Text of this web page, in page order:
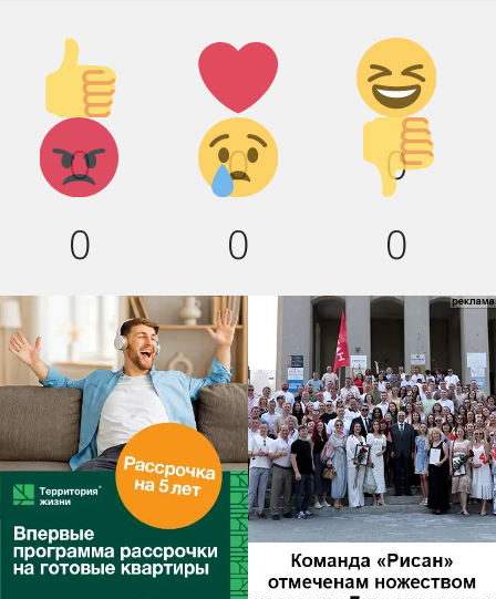
Палец
вверх!
0
Лайк!
0
Дикий
смех!
0
Агрессия!
0
Грусть :
(
0
Палец
вниз!
0